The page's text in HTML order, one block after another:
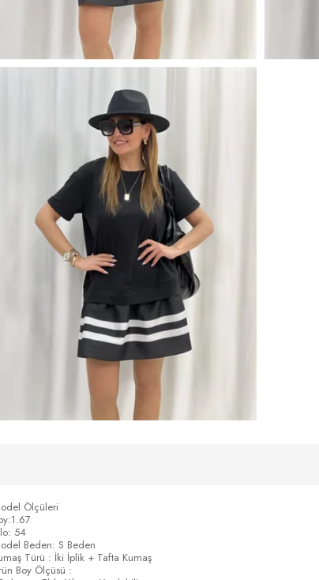
Ölçüleri
54
Beden: S Beden
Türü : İki İplik + Tafta Kumaş
Boy Ölçüsü :